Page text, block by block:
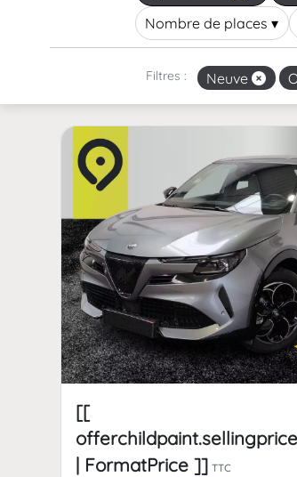
Nombre de places▾
Filtres : Neuve
[[
| FormatPrice ]] TTC